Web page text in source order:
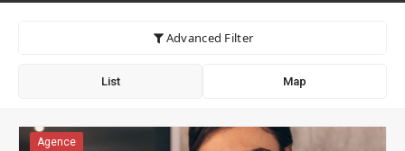
Advanced Filter
List Map
Agence